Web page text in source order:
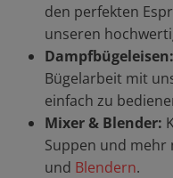
den perfekten
unseren
Dampfbügeleisen:
Bügelarbeit mit
einfach zu
Mixer & Blender:
Suppen und mehr
und Blendern.